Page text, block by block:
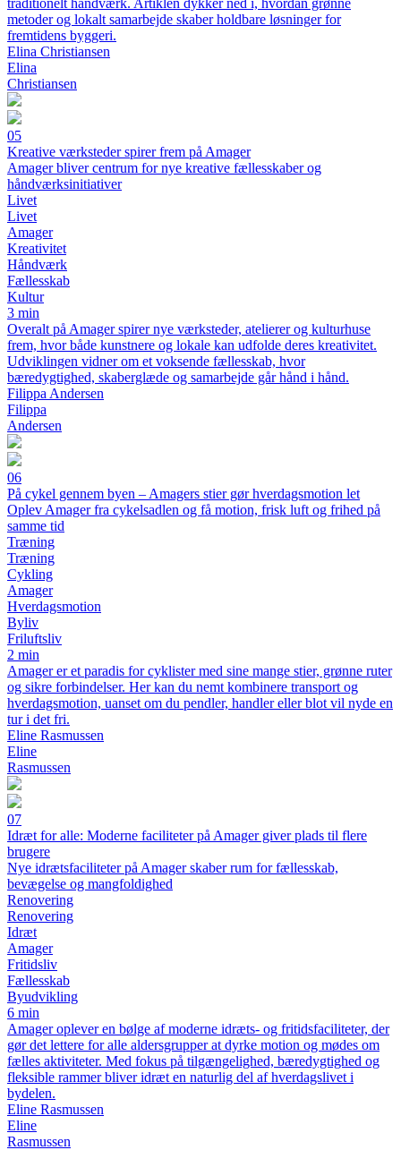
traditionelt håndværk. Artiklen dykker ned i, hvordan grønne
metoder og lokalt samarbejde skaber holdbare løsninger for
fremtidens byggeri.
Elina Christiansen
Elina
Christiansen
05
Kreative værksteder spirer frem på Amager
Amager bliver centrum for nye kreative fællesskaber og
håndværksinitiativer
Livet
Livet
Amager
Kreativitet
Håndværk
Fællesskab
Kultur
3 min
Overalt på Amager spirer nye værksteder, atelierer og kulturhuse
frem, hvor både kunstnere og lokale kan udfolde deres kreativitet.
Udviklingen vidner om et voksende fællesskab, hvor
bæredygtighed, skaberglæde og samarbejde går hånd i hånd.
Filippa Andersen
Filippa
Andersen
06
På cykel gennem byen – Amagers stier gør hverdagsmotion let
Oplev Amager fra cykelsadlen og få motion, frisk luft og frihed på
samme tid
Træning
Træning
Cykling
Amager
Hverdagsmotion
Byliv
Friluftsliv
2 min
Amager er et paradis for cyklister med sine mange stier, grønne ruter
og sikre forbindelser. Her kan du nemt kombinere transport og
hverdagsmotion, uanset om du pendler, handler eller blot vil nyde en
tur i det fri.
Eline Rasmussen
Eline
Rasmussen
07
Idræt for alle: Moderne faciliteter på Amager giver plads til flere
brugere
Nye idrætsfaciliteter på Amager skaber rum for fællesskab,
bevægelse og mangfoldighed
Renovering
Renovering
Idræt
Amager
Fritidsliv
Fællesskab
Byudvikling
6 min
Amager oplever en bølge af moderne idræts- og fritidsfaciliteter, der
gør det lettere for alle aldersgrupper at dyrke motion og mødes om
fælles aktiviteter. Med fokus på tilgængelighed, bæredygtighed og
fleksible rammer bliver idræt en naturlig del af hverdagslivet i
bydelen.
Eline Rasmussen
Eline
Rasmussen